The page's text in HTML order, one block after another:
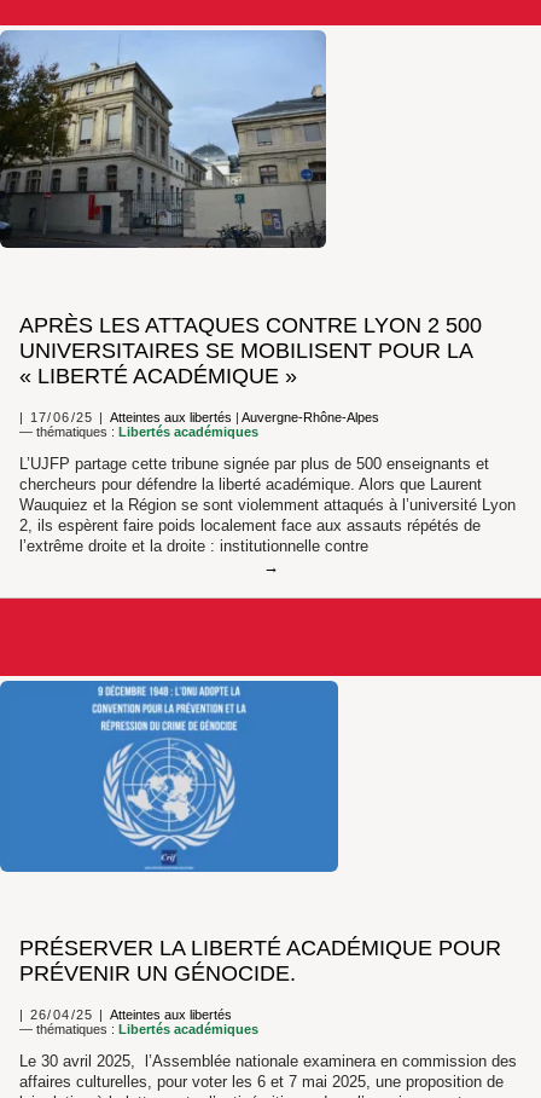
APRÈS LES ATTAQUES CONTRE LYON 2 500
UNIVERSITAIRES SE MOBILISENT POUR LA
« LIBERTÉ ACADÉMIQUE »
17/06/25 Atteintes aux libertés | Auvergne-Rhône-Alpes
— thématiques : Libertés académiques
L’UJFP partage cette tribune signée par plus de 500 enseignants et
chercheurs pour défendre la liberté académique. Alors que Laurent
Wauquiez et la Région se sont violemment attaqués à l’université Lyon
2, ils espèrent faire poids localement face aux assauts répétés de
l’extrême droite et la droite : institutionnelle contre
PRÉSERVER LA LIBERTÉ ACADÉMIQUE POUR
PRÉVENIR UN GÉNOCIDE.
26/04/25
Atteintes aux libertés
— thématiques : Libertés académiques
Le 30 avril 2025, l’Assemblée nationale examinera en commission des
affaires culturelles, pour voter les 6 et 7 mai 2025, une proposition de